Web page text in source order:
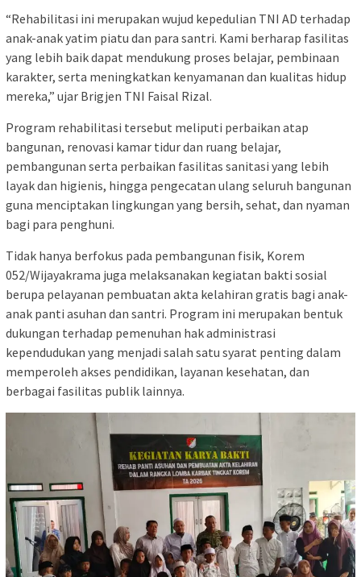
“Rehabilitasi ini merupakan wujud kepedulian TNI AD terhadap
anak-anak yatim piatu dan para santri. Kami berharap fasilitas
yang lebih baik dapat mendukung proses belajar, pembinaan
karakter, serta meningkatkan kenyamanan dan kualitas hidup
mereka,” ujar Brigjen TNI Faisal Rizal.
Program rehabilitasi tersebut meliputi perbaikan atap
bangunan, renovasi kamar tidur dan ruang belajar,
pembangunan serta perbaikan fasilitas sanitasi yang lebih
layak dan higienis, hingga pengecatan ulang seluruh bangunan
guna menciptakan lingkungan yang bersih, sehat, dan nyaman
bagi para penghuni.
Tidak hanya berfokus pada pembangunan fisik, Korem
052/Wijayakrama juga melaksanakan kegiatan bakti sosial
berupa pelayanan pembuatan akta kelahiran gratis bagi anak-
anak panti asuhan dan santri. Program ini merupakan bentuk
dukungan terhadap pemenuhan hak administrasi
kependudukan yang menjadi salah satu syarat penting dalam
memperoleh akses pendidikan, layanan kesehatan, dan
berbagai fasilitas publik lainnya.